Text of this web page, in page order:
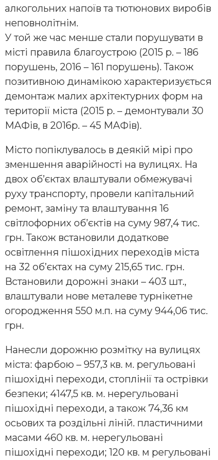
алкогольних напоїв та тютюнових виробів
неповнолітнім.
У той же час менше стали порушувати в
місті правила благоустрою (2015 р. – 186
порушень, 2016 – 161 порушень). Також
позитивною динамікою характеризується
демонтаж малих архітектурних форм на
території міста (2015 р. – демонтували 30
МАФів, в 2016р. – 45 МАФів).
Місто попіклувалось в деякій мірі про
зменшення аварійності на вулицях. На
двох об’єктах влаштували обмежувачі
руху транспорту, провели капітальний
ремонт, заміну та влаштування 16
світлофорних об’єктів на суму 987,4 тис.
грн. Також встановили додаткове
освітлення пішохідних переходів міста
на 32 об’єктах на суму 215,65 тис. грн.
Встановили дорожні знаки – 403 шт.,
влаштували нове металеве турнікетне
огородження 550 м.п. на суму 944,06 тис.
грн.
Нанесли дорожню розмітку на вулицях
міста: фарбою – 957,3 кв. м. регульовані
пішохідні переходи, стоплінії та острівки
безпеки; 4147,5 кв. м. нерегульовані
пішохідні переходи, а також 74,36 км
осьових та роздільні ліній. пластичними
масами 460 кв. м. нерегульовані
пішохідні переходи; 120 кв. м регульовані